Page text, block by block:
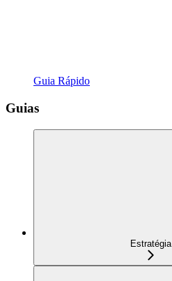
Guia Rápido
Guias
Estratégia